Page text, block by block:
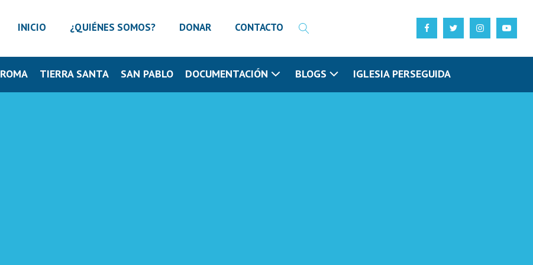
INICIO ¿QUIÉNES SOMOS? DONAR CONTACTO
ROMA TIERRA SANTA SAN PABLO DOCUMENTACIÓN BLOGS IGLESIA PERSEGUIDA